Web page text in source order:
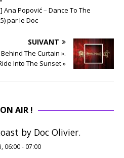
Ana Popović – Dance To The
par le Doc
SUIVANT
The Curtain ».
Into The Sunset »
ON AIR !
by Doc Olivier.
06:00- 07:00